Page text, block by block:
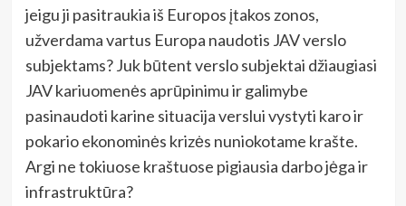
jeigu ji pasitraukia iš Europos įtakos zonos,
užverdama vartus Europa naudotis JAV verslo
subjektams? Juk būtent verslo subjektai džiaugiasi
JAV kariuomenės aprūpinimu ir galimybe
pasinaudoti karine situacija verslui vystyti karo ir
pokario ekonominės krizės nuniokotame krašte.
Argi ne tokiuose kraštuose pigiausia darbo jėga ir
infrastruktūra?